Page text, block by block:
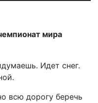
мира
Идет снег.
всю дорогу беречь